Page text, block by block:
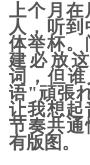
上个月在
人，听
体举杯。
建必放
词，但
语"頑張
让我想起
节奏共通
有版图。